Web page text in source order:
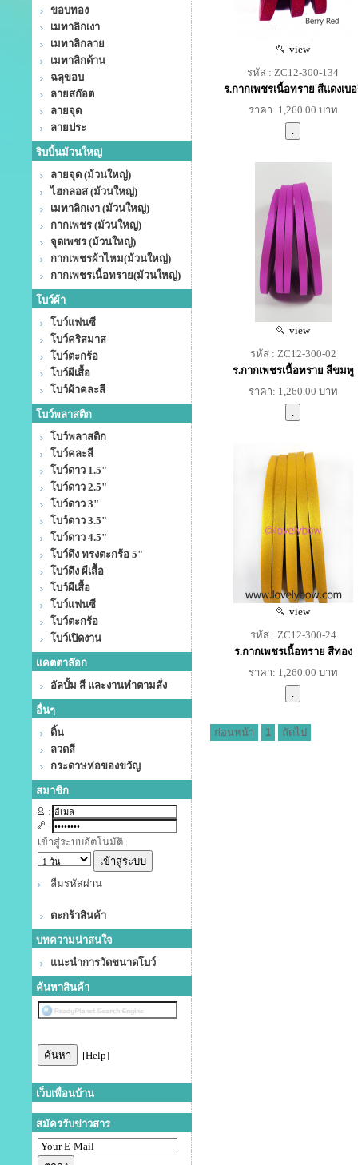
ขอบทอง
เมทาลิกเงา
เมทาลิกลาย
เมทาลิกด้าน
ฉลุขอบ
ลายสก๊อต
ลายจุด
ลายประ
ริบบิ้นม้วนใหญ่
ลายจุด (ม้วนใหญ่)
ไฮกลอส (ม้วนใหญ่)
เมทาลิกเงา (ม้วนใหญ่)
กากเพชร (ม้วนใหญ่)
จุดเพชร (ม้วนใหญ่)
กากเพชรผ้าไหม(ม้วนใหญ่)
กากเพชรเนื้อทราย(ม้วนใหญ่)
โบว์ผ้า
โบว์แฟนซี
โบว์คริสมาส
โบว์ตะกร้อ
โบว์ผีเสื้อ
โบว์ผ้าคละสี
โบว์พลาสติก
โบว์พลาสติก
โบว์คละสี
โบว์ดาว 1.5"
โบว์ดาว 2.5"
โบว์ดาว 3"
โบว์ดาว 3.5"
โบว์ดาว 4.5"
โบว์ดึง ทรงตะกร้อ 5"
โบว์ดึง ผีเสื้อ
โบว์ผีเสื้อ
โบว์แฟนซี
โบว์ตะกร้อ
โบว์เปิดงาน
แคตตาล๊อก
อัลบั้ม สี และงานทำตามสั่ง
อื่นๆ
ดิ้น
ลวดสี
กระดาษห่อของขวัญ
สมาชิก
:
:
เข้าสู่ระบบอัตโนมัติ :
ลืมรหัสผ่าน
ตะกร้าสินค้า
บทความน่าสนใจ
แนะนำการวัดขนาดโบว์
ค้นหาสินค้า
[Help]
เว็บเพื่อนบ้าน
สมัครรับข่าวสาร
view
รหัส : ZC12-300-134
ร.กากเพชรเนื้อทราย สีแดงเบ
ราคา: 1,260.00 บาท
view
รหัส : ZC12-300-02
ร.กากเพชรเนื้อทราย สีขมพู
ราคา: 1,260.00 บาท
view
รหัส : ZC12-300-24
ร.กากเพชรเนื้อทราย สีทอง
ราคา: 1,260.00 บาท
ก่อนหน้า 1 ถัดไป